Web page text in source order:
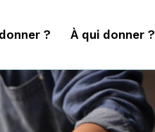
? À qui donner ?